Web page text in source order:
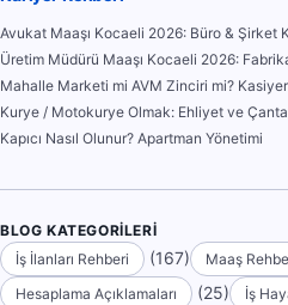
Avukat Maaşı Kocaeli 2026: Büro & Şirket
Üretim Müdürü Maaşı Kocaeli 2026:
Mahalle Marketi mi AVM Zinciri mi?
Kurye / Motokurye Olmak: Ehliyet ve Çanta
Kapıcı Nasıl Olunur? Apartman Yönetimi
BLOG KATEGORILERI
İş İlanları Rehberi
(167) Maaş
Hesaplama Açıklamaları (25) İş